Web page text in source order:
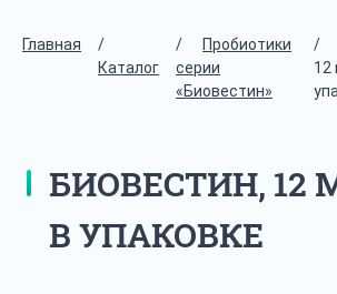
Главная
/
Каталог
/
Пробиотики
серии
«Биовестин»
/
12
БИОВЕСТИН, 12
В УПАКОВКЕ